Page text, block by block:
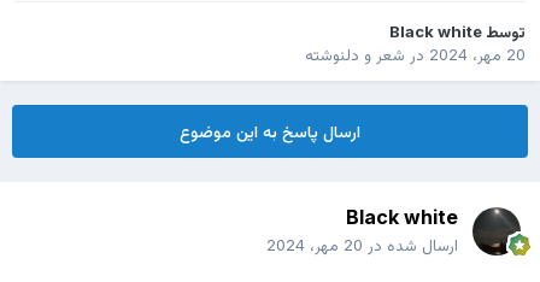
توسط Black white
20 مهر، 2024
در شعر و دلنوشته
ارسال پاسخ به این موضوع
Black white
ارسال شده در 20 مهر، 2024